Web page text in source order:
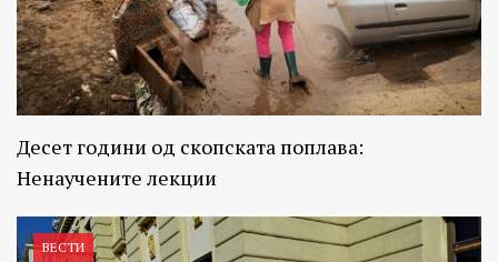
Десет години од скопската поплава:
Ненаучените лекции
ВЕСТИ